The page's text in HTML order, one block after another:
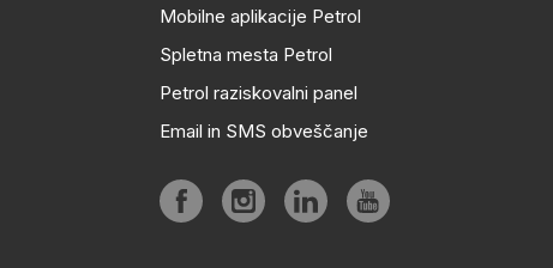
Mobilne aplikacije Petrol
Spletna mesta Petrol
Petrol raziskovalni panel
Email in SMS obveščanje